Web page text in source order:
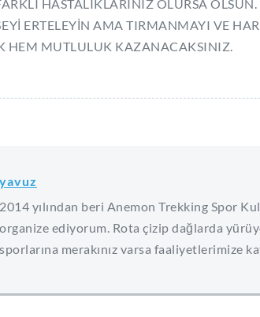
HASTALIKLARINIZ OLURSA
ERTELEYİN AMA TIRMANMAYI VE
HEM MUTLULUK KAZANACAKSINIZ.
yavuz
2014 yılından beri Anemon Trekking Spor
organize ediyorum. Rota çizip dağlarda
sporlarına merakınız varsa faaliyetlerimize